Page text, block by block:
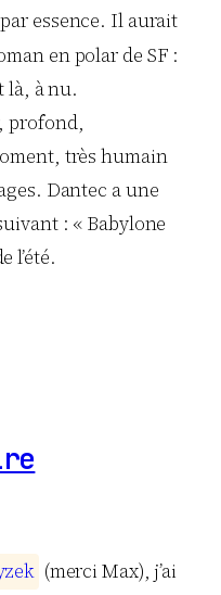
essence. Il aurait
en polar de SF :
là, à nu.
profond,
très humain
Dantec a une
: « Babylone
l’été.
zek (merci Max), j’ai